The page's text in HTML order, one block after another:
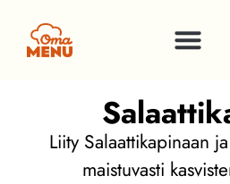
Liity Salaattikapinaan
maistuvasti